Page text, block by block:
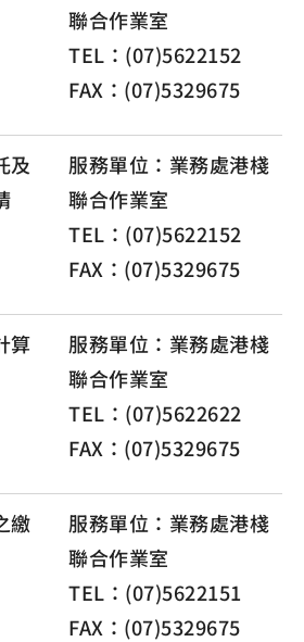
聯合作業室
TEL：(07)5622152
FAX：(07)5329675
及
服務單位：業務處港棧
聯合作業室
TEL：(07)5622152
FAX：(07)5329675
算
服務單位：業務處港棧
聯合作業室
TEL：(07)5622622
FAX：(07)5329675
繳
服務單位：業務處港棧
聯合作業室
TEL：(07)5622151
FAX：(07)5329675